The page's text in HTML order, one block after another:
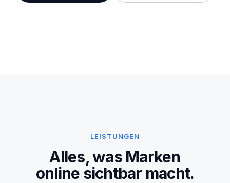
LEISTUNGEN
Alles, was Marken
online sichtbar macht.